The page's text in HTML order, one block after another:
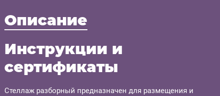
Описание
Инструкции и
сертификаты
Стеллаж разборный предназначен для размещения и